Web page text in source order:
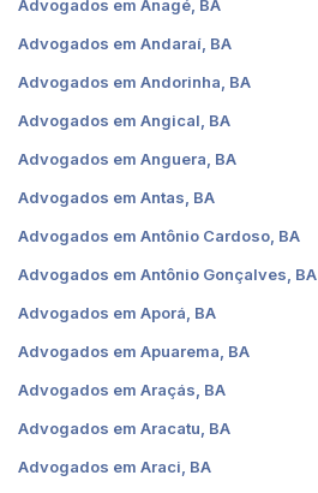
Advogados em Anagé, BA
Advogados em Andaraí, BA
Advogados em Andorinha, BA
Advogados em Angical, BA
Advogados em Anguera, BA
Advogados em Antas, BA
Advogados em Antônio Cardoso, BA
Advogados em Antônio Gonçalves, BA
Advogados em Aporá, BA
Advogados em Apuarema, BA
Advogados em Araçás, BA
Advogados em Aracatu, BA
Advogados em Araci, BA